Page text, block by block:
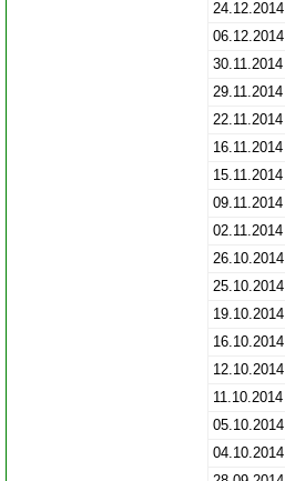
24.12.2014
06.12.2014
30.11.2014
29.11.2014
22.11.2014
16.11.2014
15.11.2014
09.11.2014
02.11.2014
26.10.2014
25.10.2014
19.10.2014
16.10.2014
12.10.2014
11.10.2014
05.10.2014
04.10.2014